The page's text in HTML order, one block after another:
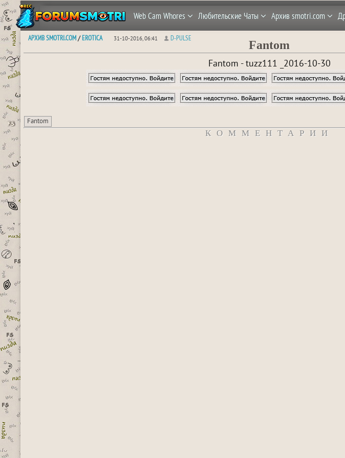
Web Cam Whores Любительские Чаты Архив smotri.com
АРХИВ SMOTRI.COM/EROTICA 31-10-2016, 06:41 D-PULSE
Fantom
Fantom - tuzz111 _2016-10-30
Fantom
КОММЕНТАРИИ